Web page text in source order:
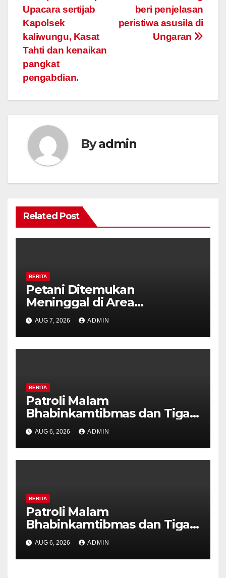
navigation
beri penjelasan
peristiwa asusila di
Ungaran
Upacara sertijab
Kapolsek
kaliwungu, Kasat
Tahti dan kenaikan
pangkat
pengabdian.
Byadmin
Related Post
BERITA
Petani Ditemukan
Meninggal di Area
Persawahan Kalibeji, Polisi
Pastikan Tidak Ada Tanda
Kekerasan
AUG 7, 2026 ADMIN
BERITA
Patroli Malam
Bhabinkamtibmas dan Tiga
Pilar Kelurahan Ungaran
Perkuat Kamtibmas, Warga
Diajak Aktifkan Ronda
AUG 6, 2026 ADMIN
BERITA
Patroli Malam
Bhabinkamtibmas dan Tiga
Pilar Kelurahan Ungaran
Perkuat Kamtibmas, Warga
Diajak Aktifkan Ronda
AUG 6, 2026 ADMIN